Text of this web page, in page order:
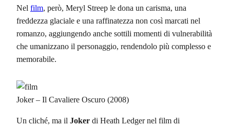
Nel film, però, Meryl Streep le dona un carisma, una
freddezza glaciale e una raffinatezza non così marcati nel
romanzo, aggiungendo anche sottili momenti di vulnerabilità
che umanizzano il personaggio, rendendolo più complesso e
memorabile.
Joker – Il Cavaliere Oscuro (2008)
Un cliché, ma il Joker di Heath Ledger nel film di